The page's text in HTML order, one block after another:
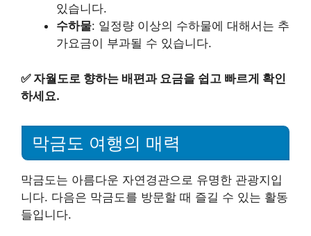
있습니다.
수하물: 일정량 이상의 수하물에 대해서는 추
가요금이 부과될 수 있습니다.
✅ 자월도로 향하는 배편과 요금을 쉽고 빠르게 확인
하세요.
막금도 여행의 매력
막금도는 아름다운 자연경관으로 유명한 관광지입
니다. 다음은 막금도를 방문할 때 즐길 수 있는 활동
들입니다.